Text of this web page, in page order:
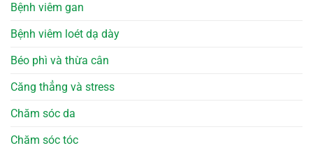
Bệnh viêm gan
Bệnh viêm loét dạ dày
Béo phì và thừa cân
Căng thẳng và stress
Chăm sóc da
Chăm sóc tóc